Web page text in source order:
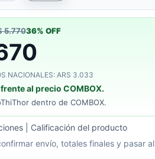
5.77036% OFF
NACIONALES: ARS 3.033
frente al precio COMBOX.
dentro de COMBOX.
| Calificación del producto
envío, totales finales y pasar al